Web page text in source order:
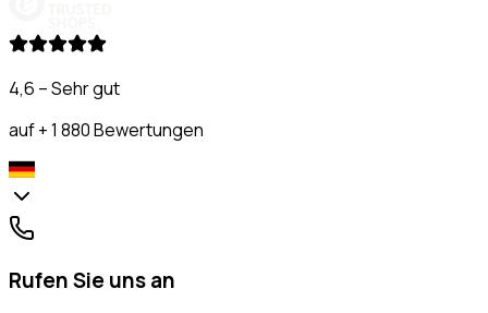
4,6 – Sehr gut
auf + 1 880 Bewertungen
Rufen Sie uns an